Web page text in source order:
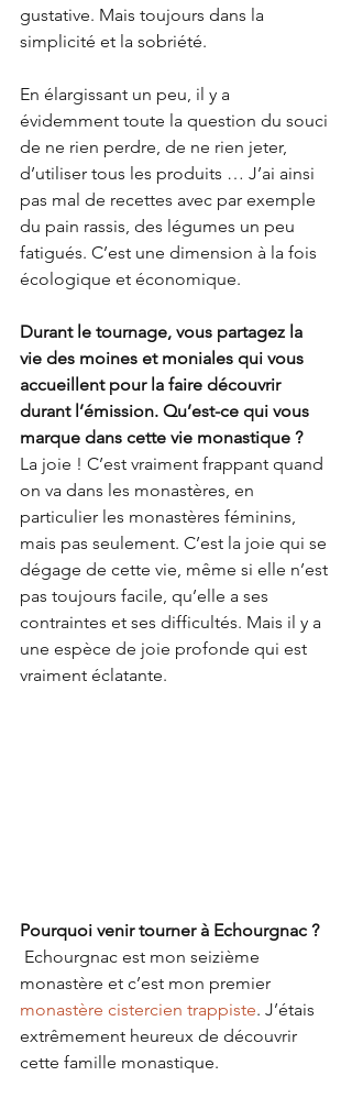
gustative. Mais toujours dans la
simplicité et la sobriété.
En élargissant un peu, il y a
évidemment toute la question du souci
de ne rien perdre, de ne rien jeter,
d’utiliser tous les produits … J’ai ainsi
pas mal de recettes avec par exemple
du pain rassis, des légumes un peu
fatigués. C’est une dimension à la fois
écologique et économique.
Durant le tournage, vous partagez la
vie des moines et moniales qui vous
accueillent pour la faire découvrir
durant l’émission. Qu’est-ce qui vous
marque dans cette vie monastique ?
La joie ! C’est vraiment frappant quand
on va dans les monastères, en
particulier les monastères féminins,
mais pas seulement. C’est la joie qui se
dégage de cette vie, même si elle n’est
pas toujours facile, qu’elle a ses
contraintes et ses difficultés. Mais il y a
une espèce de joie profonde qui est
vraiment éclatante.
Pourquoi venir tourner à Echourgnac ?
monastère et c’est mon premier
monastère cistercien trappiste. J’étais
extrêmement heureux de découvrir
cette famille monastique.